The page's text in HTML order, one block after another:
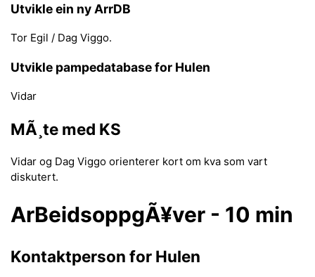
Utvikle ein ny ArrDB
Tor Egil / Dag Viggo.
Utvikle pampedatabase for Hulen
Vidar
MÃ¸te med KS
Vidar og Dag Viggo orienterer kort om kva som vart
diskutert.
ArBeidsoppgÃ¥ver - 10 min
Kontaktperson for Hulen